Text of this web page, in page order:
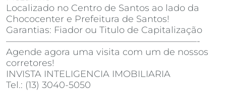
Localizado no Centro de Santos ao lado da
Chococenter e Prefeitura de Santos!
Garantias: Fiador ou Titulo de Capitalização
—————————————————————-
Agende agora uma visita com um de nossos
corretores!
INVISTA INTELIGENCIA IMOBILIARIA
Tel.: (13) 3040-5050